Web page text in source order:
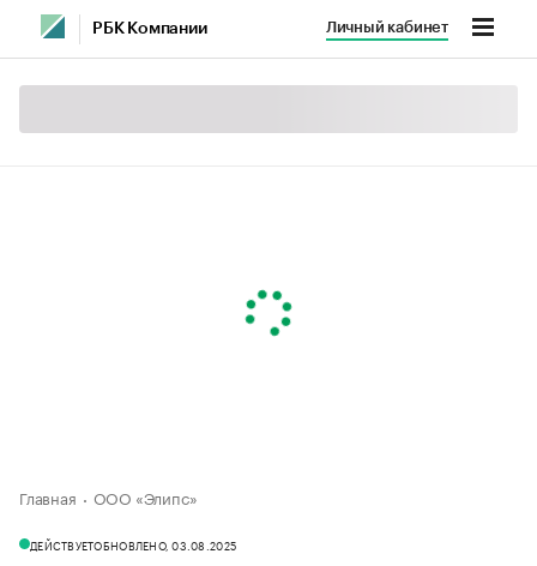
РБК Компании Личный кабинет
Главная ООО «Элипс»
ДЕЙСТВУЕТОБНОВЛЕНО, 03.08.2025